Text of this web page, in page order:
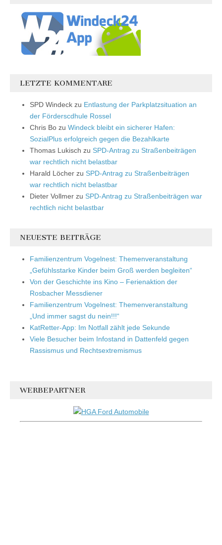
LETZTE KOMMENTARE
SPD Windeck zu Entlastung der Parkplatzsituation an
der Förderscdhule Rossel
Chris Bo zu Windeck bleibt ein sicherer Hafen:
SozialPlus erfolgreich gegen die Bezahlkarte
Thomas Lukisch zu SPD-Antrag zu Straßenbeiträgen
war rechtlich nicht belastbar
Harald Löcher zu SPD-Antrag zu Straßenbeiträgen
war rechtlich nicht belastbar
Dieter Vollmer zu SPD-Antrag zu Straßenbeiträgen war
rechtlich nicht belastbar
NEUESTE BEITRÄGE
Familienzentrum Vogelnest: Themenveranstaltung
„Gefühlsstarke Kinder beim Groß werden begleiten“
Von der Geschichte ins Kino – Ferienaktion der
Rosbacher Messdiener
Familienzentrum Vogelnest: Themenveranstaltung
„Und immer sagst du nein!!!“
KatRetter-App: Im Notfall zählt jede Sekunde
Viele Besucher beim Infostand in Dattenfeld gegen
Rassismus und Rechtsextremismus
WERBEPARTNER